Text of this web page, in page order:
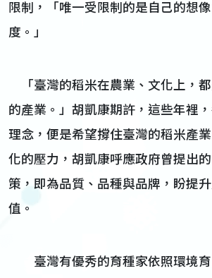
限制，「唯一受限制的是自己的想
度。」
「臺灣的稻米在農業、文化上，
的產業。」胡凱康期許，這些年裡
理念，便是希望撐住臺灣的稻米產
化的壓力，胡凱康呼應政府曾提出
策，即為品質、品種與品牌，盼提
值。
臺灣有優秀的育種家依照環境育